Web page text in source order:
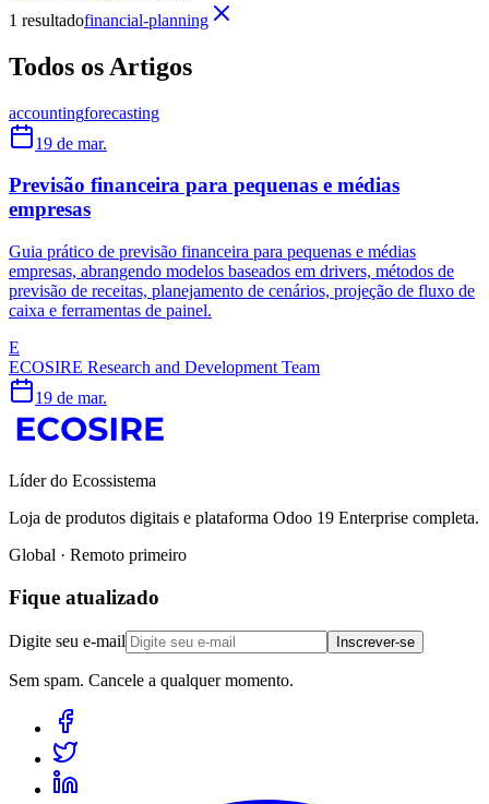
1 resultadofinancial-planning
Todos os Artigos
accountingforecasting
19 de mar.
Previsão financeira para pequenas e médias
empresas
Guia prático de previsão financeira para pequenas e médias
empresas, abrangendo modelos baseados em drivers, métodos de
previsão de receitas, planejamento de cenários, projeção de fluxo de
caixa e ferramentas de painel.
E
ECOSIRE Research and Development Team
19 de mar.
Líder do Ecossistema
Loja de produtos digitais e plataforma Odoo 19 Enterprise completa.
Global · Remoto primeiro
Fique atualizado
Digite seu e-mail Inscrever-se
Sem spam. Cancele a qualquer momento.